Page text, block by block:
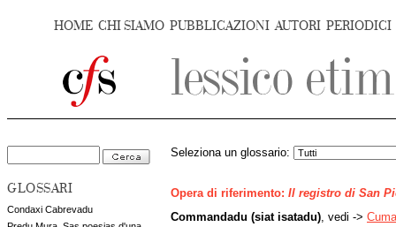
HOME CHI SIAMO PUBBLICAZIONI AUTORI PERIODICI
GLOSSARI
Condaxi Cabrevadu
Seleziona un glossario:
Opera di riferimento: Il registro di San
Commandadu (siat isatadu) , vedi ->